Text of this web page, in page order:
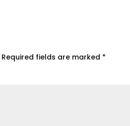
Required fields are marked *